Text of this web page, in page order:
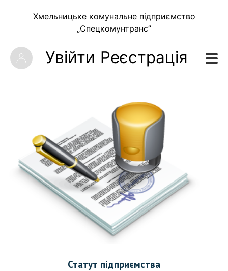
Хмельницьке комунальне підприємство
„Спецкомунтранс”
Увійти Реєстрація
Статут підприємства